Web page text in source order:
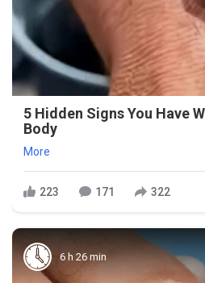
5 Hidden Signs You Have
Body
More
223 171 322
6 h 26 min